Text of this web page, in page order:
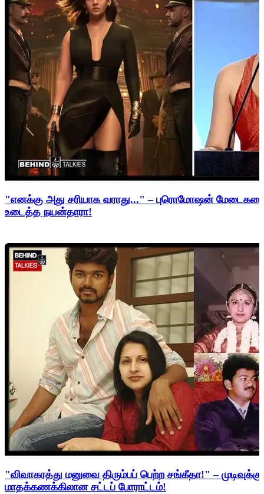
"எனக்கு அது சரியாக வராது..." – புரொமோஷன்
உடைத்த நயன்தாரா!
"விவாகரத்து மனுவை திரும்பப் பெற்ற சங்கீதா!" –
மாதக்கணக்கிலான சட்டப் போராட்டம்!